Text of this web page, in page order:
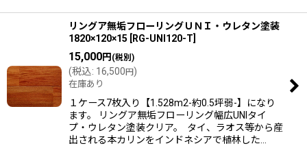
リングア無垢フローリングＵＮＩ・ウレタン塗装
1820×120×15
RG-UNI120-T
15,000円 (税別)
(税込: 16,500円)
在庫あり
１ケース7枚入り【1.528m2-約0.5坪弱-】になり
ます。 リングア無垢フローリング幅広UNIタイ
プ・ウレタン塗装クリア。 タイ、ラオス等から産
出される本カリンをインドネシアで植林した…